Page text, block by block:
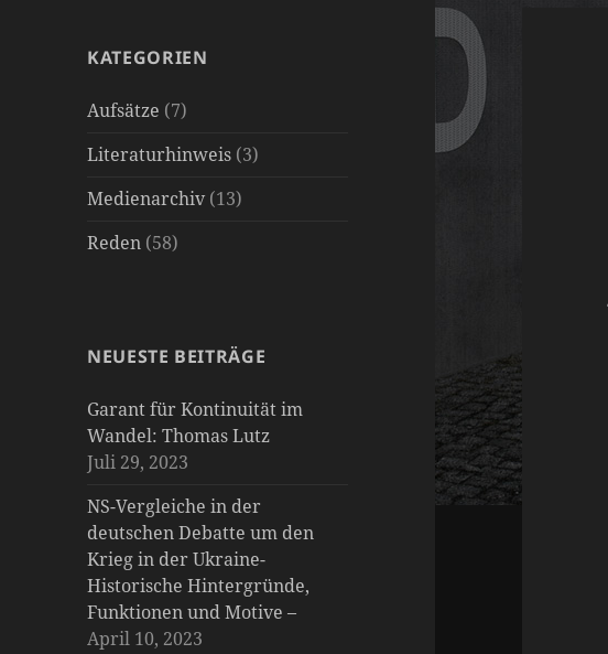
KATEGORIEN
Aufsätze (7)
Literaturhinweis (3)
Medienarchiv (13)
Reden (58)
NEUESTE BEITRÄGE
Garant für Kontinuität im
Wandel: Thomas Lutz
Juli 29, 2023
NS-Vergleiche in der
deutschen Debatte um den
Krieg in der Ukraine-
Historische Hintergründe,
Funktionen und Motive –
April 10, 2023